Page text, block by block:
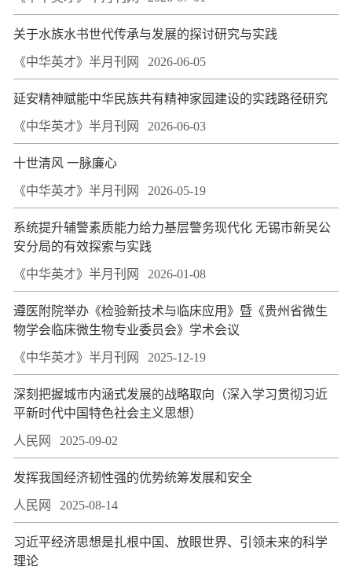
关于水族水书世代传承与发展的探讨研究与实践
《中华英才》半月刊网 2026-06-05
延安精神赋能中华民族共有精神家园建设的实践路径研究
《中华英才》半月刊网 2026-06-03
十世清风 一脉廉心
《中华英才》半月刊网 2026-05-19
系统提升辅警素质能力给力基层警务现代化 无锡市新吴公
安分局的有效探索与实践
《中华英才》半月刊网 2026-01-08
遵医附院举办《检验新技术与临床应用》暨《贵州省微生
物学会临床微生物专业委员会》学术会议
《中华英才》半月刊网 2025-12-19
深刻把握城市内涵式发展的战略取向（深入学习贯彻习近
平新时代中国特色社会主义思想）
人民网 2025-09-02
发挥我国经济韧性强的优势统筹发展和安全
人民网 2025-08-14
习近平经济思想是扎根中国、放眼世界、引领未来的科学
理论